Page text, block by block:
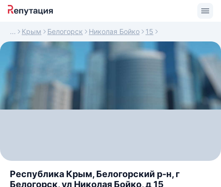
Крым Белогорск Николая Бойко 15
Республика Крым, Белогорский р-н, г
Белогорск, ул Николая Бойко, д 15